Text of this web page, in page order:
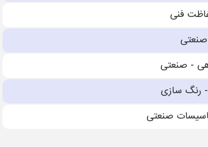
فنی
- صنعتی
- رنگ سازی
صنعتی